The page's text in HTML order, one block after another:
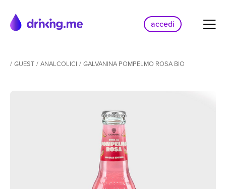
accedi
/ GUEST / ANALCOLICI / GALVANINA POMPELMO ROSA BIO